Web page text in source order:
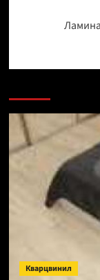
Кварцвинил